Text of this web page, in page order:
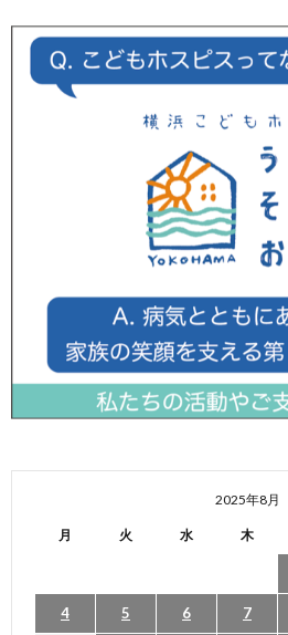
2025年8月
月 火 水 木
4 5 6 7